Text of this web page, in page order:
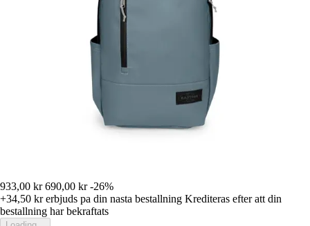
933,00 kr 690,00 kr -26%
+34,50 krerbjuds pa din nasta bestallning Krediteras efter att din
bestallning har bekraftats